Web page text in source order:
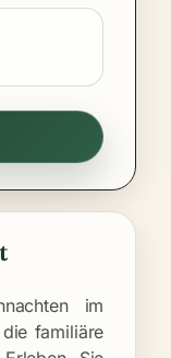
im
familiäre